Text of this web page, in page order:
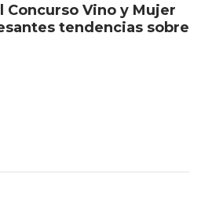
Concurso Vino y Mujer
tendencias sobre